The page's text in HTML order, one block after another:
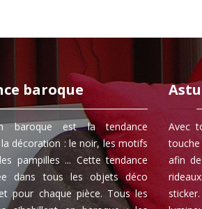
baroque
baroque est la tendance
décoration : le noir, les motifs
pampilles ... Cette tendance
dans tous les objets déco
pour chaque pièce. Tous les
Avec
afin